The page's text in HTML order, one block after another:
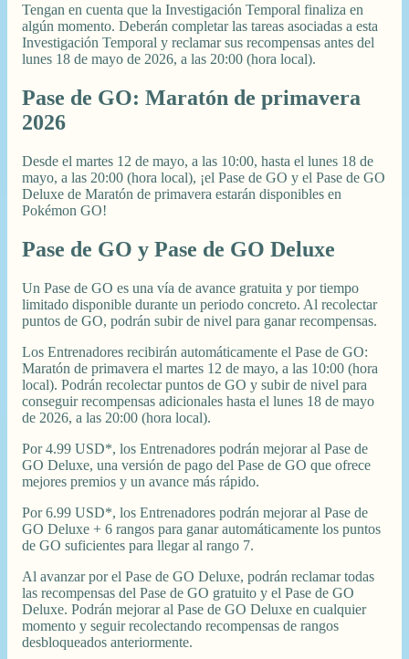
Tengan en cuenta que la Investigación Temporal finaliza en
algún momento. Deberán completar las tareas asociadas a esta
Investigación Temporal y reclamar sus recompensas antes del
lunes 18 de mayo de 2026, a las 20:00 (hora local).
Pase de GO: Maratón de primavera
2026
Desde el martes 12 de mayo, a las 10:00, hasta el lunes 18 de
mayo, a las 20:00 (hora local), ¡el Pase de GO y el Pase de GO
Deluxe de Maratón de primavera estarán disponibles en
Pokémon GO!
Pase de GO y Pase de GO Deluxe
Un Pase de GO es una vía de avance gratuita y por tiempo
limitado disponible durante un periodo concreto. Al recolectar
puntos de GO, podrán subir de nivel para ganar recompensas.
Los Entrenadores recibirán automáticamente el Pase de GO:
Maratón de primavera el martes 12 de mayo, a las 10:00 (hora
local). Podrán recolectar puntos de GO y subir de nivel para
conseguir recompensas adicionales hasta el lunes 18 de mayo
de 2026, a las 20:00 (hora local).
Por 4.99 USD*, los Entrenadores podrán mejorar al Pase de
GO Deluxe, una versión de pago del Pase de GO que ofrece
mejores premios y un avance más rápido.
Por 6.99 USD*, los Entrenadores podrán mejorar al Pase de
GO Deluxe + 6 rangos para ganar automáticamente los puntos
de GO suficientes para llegar al rango 7.
Al avanzar por el Pase de GO Deluxe, podrán reclamar todas
las recompensas del Pase de GO gratuito y el Pase de GO
Deluxe. Podrán mejorar al Pase de GO Deluxe en cualquier
momento y seguir recolectando recompensas de rangos
desbloqueados anteriormente.